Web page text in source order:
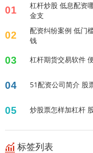
01
杠杆炒股 低息配资哪个平台好？找准实力平台，轻松获取资
金支
02
配资纠纷案例 低门
钱
03 杠杆期货交易软件
04 51配资公司简介 股
05 炒股票怎样加杠杆
标签列表